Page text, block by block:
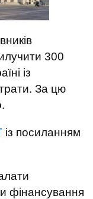
300
із
За цю
із посиланням
фінансування